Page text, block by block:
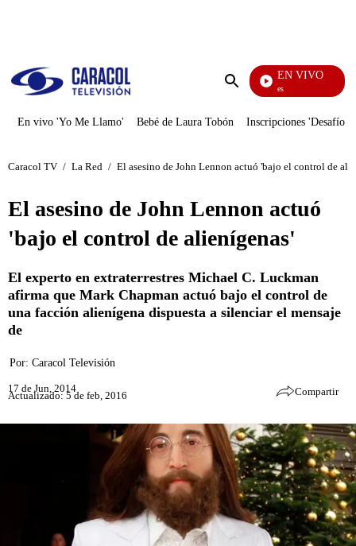
Enviar
EN VIVO
Sábados Felices
En vivo 'Yo Me Llamo' Bebé de Laura Tobón Inscripciones 'Desafío'
Caracol TV / La Red / El asesino de John Lennon actuó 'bajo el control de
El asesino de John Lennon actuó
'bajo el control de alienígenas'
El experto en extraterrestres Michael C. Luckman
afirma que Mark Chapman actuó bajo el control de
una facción alienígena dispuesta a silenciar el mensaje
de
Por: Caracol Televisión
17 de Jun, 2014
Actualizado: 5 de feb, 2016 Compartir